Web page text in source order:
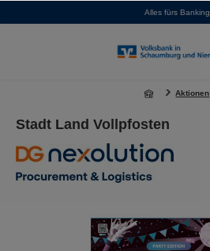
Alles fürs Banking
Aktionen
Stadt Land Vollpfosten
Bildergalerie überspringen